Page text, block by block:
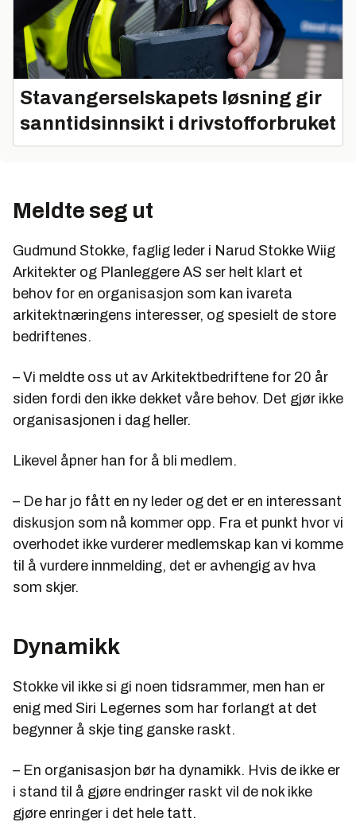
Stavangerselskapets løsning gir
sanntidsinnsikt i drivstofforbruket
Meldte seg ut
Gudmund Stokke, faglig leder i Narud Stokke Wiig
Arkitekter og Planleggere AS ser helt klart et
behov for en organisasjon som kan ivareta
arkitektnæringens interesser, og spesielt de store
bedriftenes.
– Vi meldte oss ut av Arkitektbedriftene for 20 år
siden fordi den ikke dekket våre behov. Det gjør ikke
organisasjonen i dag heller.
Likevel åpner han for å bli medlem.
– De har jo fått en ny leder og det er en interessant
diskusjon som nå kommer opp. Fra et punkt hvor vi
overhodet ikke vurderer medlemskap kan vi komme
til å vurdere innmelding, det er avhengig av hva
som skjer.
Dynamikk
Stokke vil ikke si gi noen tidsrammer, men han er
enig med Siri Legernes som har forlangt at det
begynner å skje ting ganske raskt.
– En organisasjon bør ha dynamikk. Hvis de ikke er
i stand til å gjøre endringer raskt vil de nok ikke
gjøre enringer i det hele tatt.